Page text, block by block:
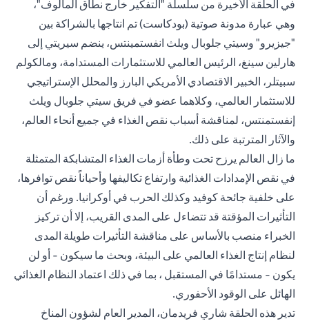
في الحلقة الأخيرة من سلسلة "التفكير خارج نطاق المألوف"،
وهي عبارة مدونة صوتية (بودكاست) تم انتاجها بالشراكة بين
"جيزيرو" وسيتي جلوبال ويلث انفستمينتس، ينضم سيريتي إلى
هارلين سينغ، الرئيس العالمي للاستثمارات المستدامة، ومالكولم
سبيتلر، الخبير الاقتصادي الأمريكي البارز والمحلل الإستراتيجي
للاستثمار العالمي، وكلاهما عضو في فريق سيتي جلوبال ويلث
إنفستمنتس، لمناقشة أسباب نقص الغذاء في جميع أنحاء العالم،
والآثار المترتبة على ذلك.
ما زال العالم يرزح تحت وطأة أزمات الغذاء المتشابكة المتمثلة
في نقص الإمدادات الغذائية وارتفاع تكاليفها وأحياناً نقص توافرها،
على خلفية جائحة كوفيد وكذلك الحرب في أوكرانيا. ورغم أن
التأثيرات المؤقتة قد تتضاءل على المدى القريب، إلا أن تركيز
الخبراء منصب بالأساس على مناقشة التأثيرات طويلة المدى
لنظام إنتاج الغذاء العالمي على البيئة، وبحث ما سيكون - أو لن
يكون - مستدامًا في المستقبل ، بما في ذلك اعتماد النظام الغذائي
الهائل على الوقود الأحفوري.
تدير هذه الحلقة شاري فريدمان، المدير العام لشؤون المناخ